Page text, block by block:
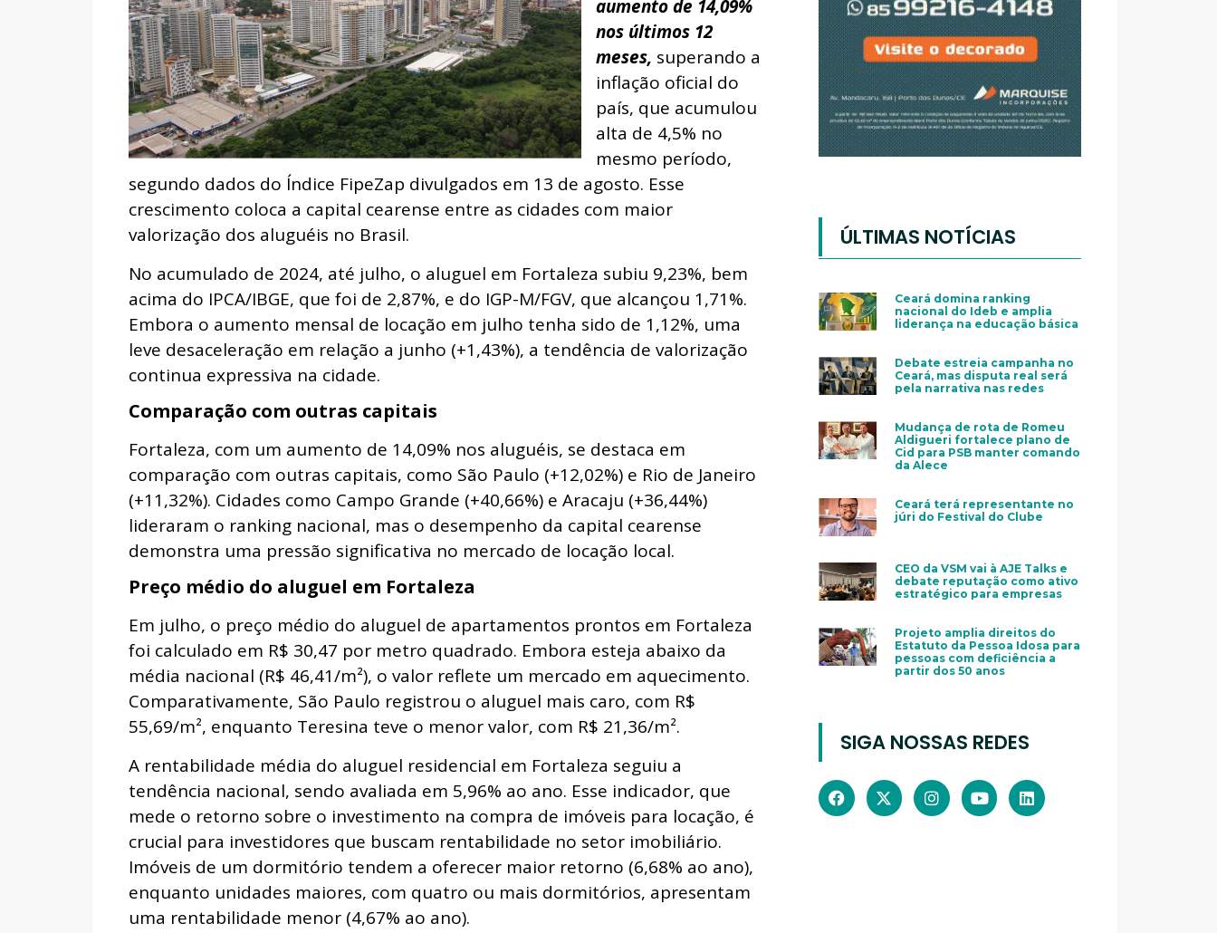
aumento de 14,09%
nos últimos 12
meses, superando a
inflação oficial do
país, que acumulou
alta de 4,5% no
mesmo período,
segundo dados do Índice FipeZap divulgados em 13 de agosto. Esse
crescimento coloca a capital cearense entre as cidades com maior
valorização dos aluguéis no Brasil.
No acumulado de 2024, até julho, o aluguel em Fortaleza subiu 9,23%, bem
acima do IPCA/IBGE, que foi de 2,87%, e do IGP-M/FGV, que alcançou 1,71%.
Embora o aumento mensal de locação em julho tenha sido de 1,12%, uma
leve desaceleração em relação a junho (+1,43%), a tendência de valorização
continua expressiva na cidade.
Comparação com outras capitais
Fortaleza, com um aumento de 14,09% nos aluguéis, se destaca em
comparação com outras capitais, como São Paulo (+12,02%) e Rio de Janeiro
(+11,32%). Cidades como Campo Grande (+40,66%) e Aracaju (+36,44%)
lideraram o ranking nacional, mas o desempenho da capital cearense
demonstra uma pressão significativa no mercado de locação local.
Preço médio do aluguel em Fortaleza
Em julho, o preço médio do aluguel de apartamentos prontos em Fortaleza
foi calculado em R$ 30,47 por metro quadrado. Embora esteja abaixo da
média nacional (R$ 46,41/m²), o valor reflete um mercado em aquecimento.
Comparativamente, São Paulo registrou o aluguel mais caro, com R$
55,69/m², enquanto Teresina teve o menor valor, com R$ 21,36/m².
A rentabilidade média do aluguel residencial em Fortaleza seguiu a
tendência nacional, sendo avaliada em 5,96% ao ano. Esse indicador, que
mede o retorno sobre o investimento na compra de imóveis para locação, é
crucial para investidores que buscam rentabilidade no setor imobiliário.
Imóveis de um dormitório tendem a oferecer maior retorno (6,68% ao ano),
enquanto unidades maiores, com quatro ou mais dormitórios, apresentam
uma rentabilidade menor (4,67% ao ano).
ÚLTIMAS NOTÍCIAS
Ceará domina ranking
nacional do Ideb e amplia
liderança na educação básica
Debate estreia campanha no
Ceará, mas disputa real será
pela narrativa nas redes
Mudança de rota de Romeu
Aldigueri fortalece plano de
Cid para PSB manter comando
da Alece
Ceará terá representante no
júri do Festival do Clube
CEO da VSM vai à AJE Talks e
debate reputação como ativo
estratégico para empresas
Projeto amplia direitos do
Estatuto da Pessoa Idosa para
pessoas com deficiência a
partir dos 50 anos
SIGA NOSSAS REDES